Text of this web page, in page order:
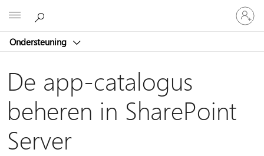
Ondersteuning
Meld
je
aan
je
De app-catalogus
beheren in SharePoint
Server